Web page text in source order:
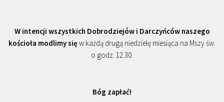
W intencji wszystkich Dobrodziejów i Darczyńców naszego
kościoła modlimy się w każdą drugą niedzielę miesiąca na Mszy św.
o godz. 12.30.
Bóg zapłać!